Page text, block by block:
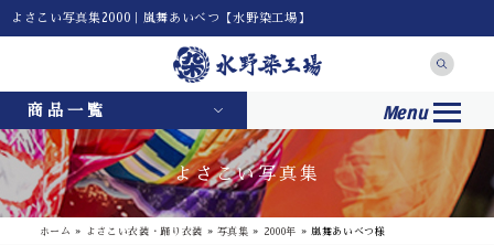
よさこい写真集2000｜嵐舞あいべつ【水野染工場】
商品一覧 Menu
よさこい写真集
ホーム » よさこい衣装・踊り衣装 » 写真集 » 2000年 » 嵐舞あいべつ様